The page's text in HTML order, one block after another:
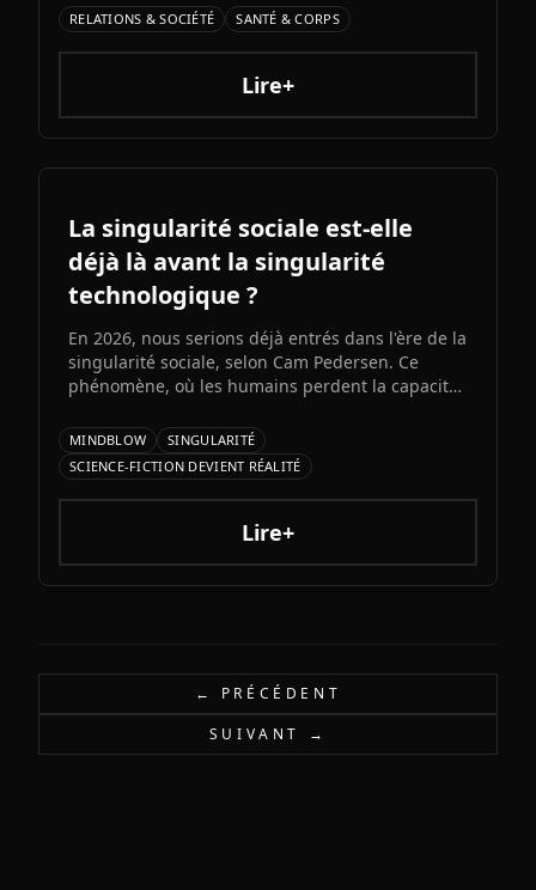
alertent sur l'émergence d'une possible «
psychose IA » liée à l'immersion prolongée dans
des relations unilatérales avec des machines.
RELATIONS & SOCIÉTÉ SANTÉ & CORPS
Lire+
La singularité sociale est-elle
déjà là avant la singularité
technologique ?
En 2026, nous serions déjà entrés dans l'ère de la
singularité sociale, selon Cam Pedersen. Ce
phénomène, où les humains perdent la capacité
artificielles, précéderait la singularité
technologique attendue pour 2034.
MINDBLOW
SINGULARITÉ
SCIENCE-FICTION DEVIENT RÉALITÉ
Lire+
← PRÉCÉDENT
SUIVANT →